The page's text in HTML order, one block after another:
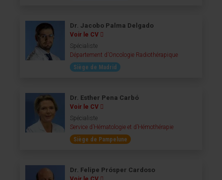
Dr. Jacobo Palma Delgado
Voir le CV
Spécialiste
Département d’Oncologie Radiothérapique
Siège de Madrid
Dr. Esther Pena Carbó
Voir le CV
Spécialiste
Service d’Hématologie et d’Hémothérapie
Siège de Pampelune
Dr. Felipe Prósper Cardoso